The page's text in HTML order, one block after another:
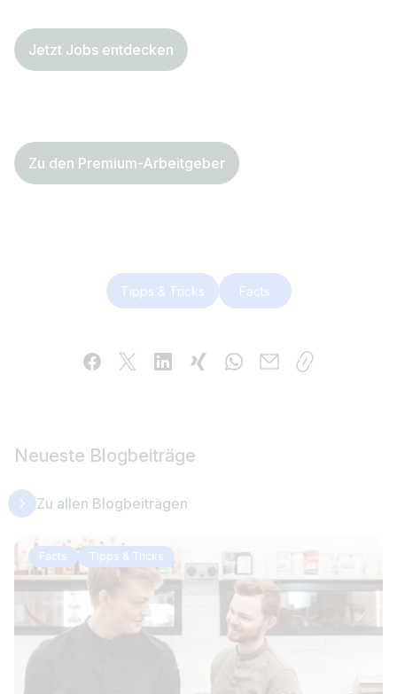
Jetzt Jobs entdecken
Zu den Premium-Arbeitgeber
Tipps & Tricks Facts
Neueste Blogbeiträge
Zu allen Blogbeiträgen
Facts Tipps & Tricks